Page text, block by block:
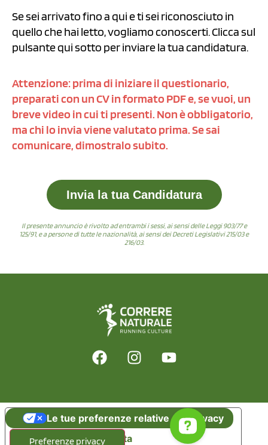
Se sei arrivato fino a qui e ti sei riconosciuto in
quello che hai letto, vogliamo conoscerti. Clicca sul
pulsante qui sotto per inviare la tua candidatura.
Attenzione: prima di iniziare il questionario,
preparati con un CV in formato PDF e, se vuoi, un
breve video in cui ti presenti. Non è obbligatorio,
ma chi lo invia viene valutato prima. Se sai
comunicare, dimostralo subito.
Invia la tua Candidatura
Il presente annuncio è rivolto ad entrambi i sessi, ai sensi delle Leggi 903/77 e
125/91, e a persone di tutte le nazionalità, ai sensi dei Decreti Legislativi 215/03 e
216/03.
Informativa sulla raccolta
Le tue preferenze relative alla privacy